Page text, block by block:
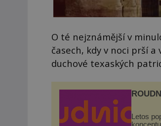
O té nejznámější v
časech, kdy v noci prší
duchové texaských
Letos